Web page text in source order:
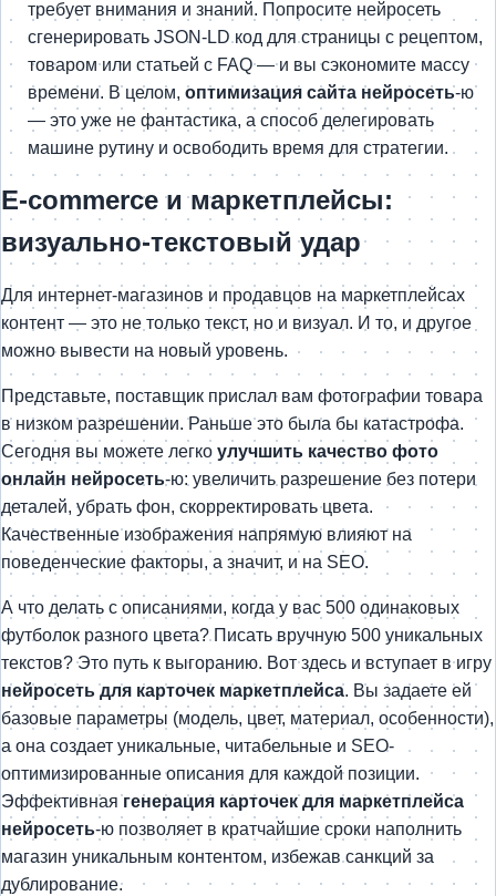
требует внимания и знаний. Попросите нейросеть
сгенерировать JSON-LD код для страницы с рецептом,
товаром или статьей с FAQ — и вы сэкономите массу
времени. В целом, оптимизация сайта нейросеть-ю
— это уже не фантастика, а способ делегировать
машине рутину и освободить время для стратегии.
E-commerce и маркетплейсы:
визуально-текстовый удар
Для интернет-магазинов и продавцов на маркетплейсах
контент — это не только текст, но и визуал. И то, и другое
можно вывести на новый уровень.
Представьте, поставщик прислал вам фотографии товара
в низком разрешении. Раньше это была бы катастрофа.
Сегодня вы можете легко улучшить качество фото
онлайн нейросеть-ю: увеличить разрешение без потери
деталей, убрать фон, скорректировать цвета.
Качественные изображения напрямую влияют на
поведенческие факторы, а значит, и на SEO.
А что делать с описаниями, когда у вас 500 одинаковых
футболок разного цвета? Писать вручную 500 уникальных
текстов? Это путь к выгоранию. Вот здесь и вступает в игру
нейросеть для карточек маркетплейса. Вы задаете ей
базовые параметры (модель, цвет, материал, особенности),
а она создает уникальные, читабельные и SEO-
оптимизированные описания для каждой позиции.
Эффективнаягенерация карточек для маркетплейса
нейросеть-ю позволяет в кратчайшие сроки наполнить
магазин уникальным контентом, избежав санкций за
дублирование.